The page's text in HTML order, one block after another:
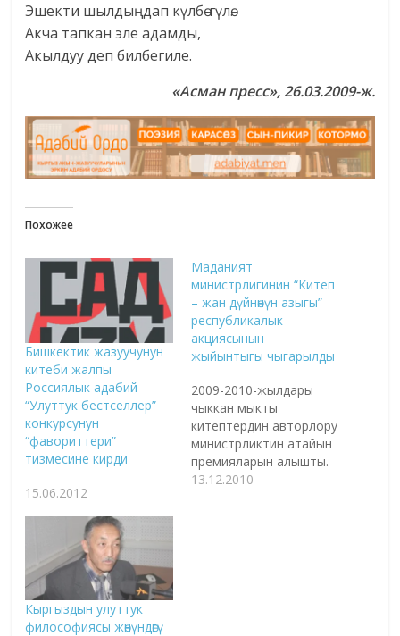
Эшекти шылдыңдап күлбө-гүлө.
Акча тапкан эле адамды,
Акылдуу деп билбегиле.
«Асман пресс», 26.03.2009-ж.
Похожее
Бишкектик жазуучунун
китеби жалпы
Россиялык адабий
“Улуттук бестселлер”
конкурсунун
“фавориттери”
тизмесине кирди
15.06.2012
Маданият
министрлигинин “Китеп
– жан дүйнөнүн азыгы”
республикалык
акциясынын
жыйынтыгы чыгарылды
2009-2010-жылдары
чыккан мыкты
китептердин авторлору
министрликтин атайын
премияларын алышты.
“Кыргызстандын жаңы
13.12.2010
Кыргыздын улуттук
философиясы жөнүндөгү